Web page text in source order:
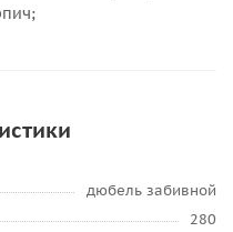
дюбель забивной
280